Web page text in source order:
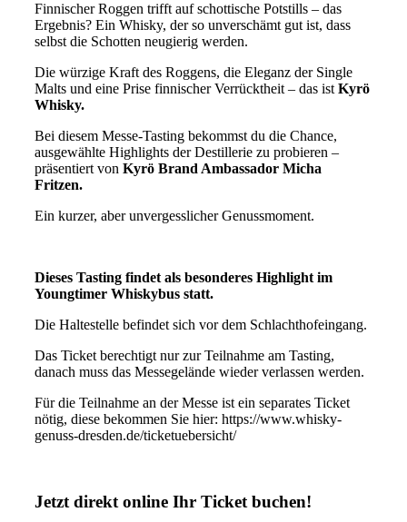
Finnischer Roggen trifft auf schottische Potstills – das
Ergebnis? Ein Whisky, der so unverschämt gut ist, dass
selbst die Schotten neugierig werden.
Die würzige Kraft des Roggens, die Eleganz der Single
Malts und eine Prise finnischer Verrücktheit – das ist Kyrö
Whisky.
Bei diesem Messe-Tasting bekommst du die Chance,
ausgewählte Highlights der Destillerie zu probieren –
präsentiert von Kyrö Brand Ambassador Micha
Fritzen.
Ein kurzer, aber unvergesslicher Genussmoment.
Dieses Tasting findet als besonderes Highlight im
Youngtimer Whiskybus statt.
Die Haltestelle befindet sich vor dem Schlachthofeingang.
Das Ticket berechtigt nur zur Teilnahme am Tasting,
danach muss das Messegelände wieder verlassen werden.
Für die Teilnahme an der Messe ist ein separates Ticket
nötig, diese bekommen Sie hier: https://www.whisky-
genuss-dresden.de/ticketuebersicht/
Jetzt direkt online Ihr Ticket buchen!